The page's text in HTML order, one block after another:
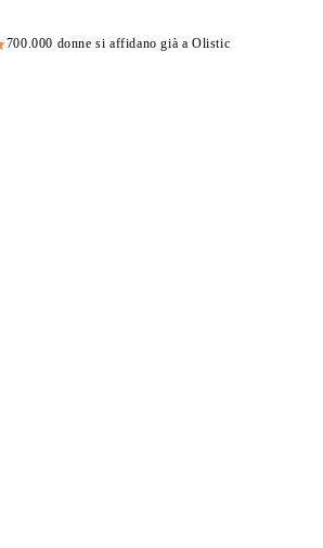
700.000 donne si affidano già a Olistic